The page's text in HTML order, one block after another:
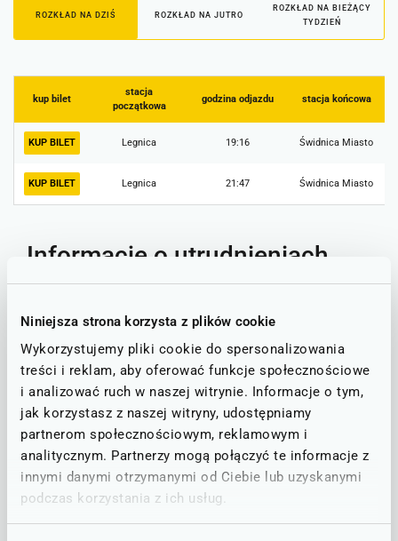
Niniejsza strona korzysta z plików cookie
Wykorzystujemy pliki cookie do spersonalizowania
treści i reklam, aby oferować funkcje społecznościowe
i analizować ruch w naszej witrynie. Informacje o tym,
jak korzystasz z naszej witryny, udostępniamy
partnerom społecznościowym, reklamowym i
analitycznym. Partnerzy mogą połączyć te informacje z
innymi danymi otrzymanymi od Ciebie lub uzyskanymi
podczas korzystania z ich usług.
ROZKŁAD NA DZIŚ ROZKŁAD NA JUTRO
ROZKŁAD NA BIEŻĄCY
TYDZIEŃ
stacja
początkowa
godzina odjazdu stacja końcowa
kup bilet
Legnica 19:16 Świdnica Miasto
KUP BILET
Legnica 21:47 Świdnica Miasto
KUP BILET
Informacje o utrudnieniach
Poniżej publikujemy bieżące informacje o ewentualnych
Stan linii - informacje o utrudnieniach
STAN NA DZIEŃ: 08.08.2026
D91 Legnica - Świdnica - Kłodzko
Zastępcza Komunikacja Autobusowa na odcinku Legnica -
Jawor/Rogoźnica (18-19.07.2026).
UTRUDNIENIA W RUCHU